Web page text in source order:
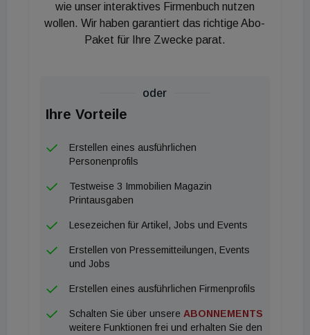
wie unser interaktives Firmenbuch nutzen
wollen. Wir haben garantiert das richtige Abo-
Paket für Ihre Zwecke parat.
oder
Ihre Vorteile
Erstellen eines ausführlichen
Personenprofils
Testweise 3 Immobilien Magazin
Printausgaben
Lesezeichen für Artikel, Jobs und Events
Erstellen von Pressemitteilungen, Events
und Jobs
Erstellen eines ausführlichen Firmenprofils
Schalten Sie über unsere ABONNEMENTS
weitere Funktionen frei und erhalten Sie den